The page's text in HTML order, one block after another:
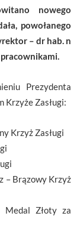
nowego
powołanego
– dr hab. n
Prezydenta
Krzyże Zasługi:
Krzyż Zasługi
– Brązowy Krzyż
Medal Złoty za